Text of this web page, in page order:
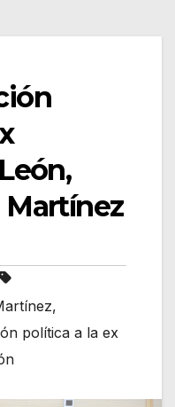
,
política a la ex